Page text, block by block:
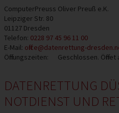
ComputerPreuss Oliver Preuß e.K.
Leipziger Str. 80
01127 Dresden
Telefon: 0228 97 45 96 11 00
E-Mail: office@datenrettung-
Öffnungszeiten:
Geschlossen.
DATENRETTUNG
NOTDIENST UND